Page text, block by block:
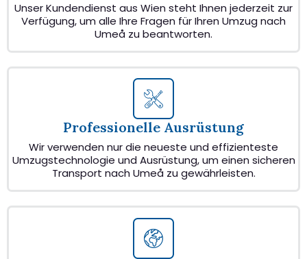
Unser Kundendienst aus Wien steht Ihnen jederzeit zur
Verfügung, um alle Ihre Fragen für Ihren Umzug nach
Umeå zu beantworten.
Professionelle Ausrüstung
Wir verwenden nur die neueste und effizienteste
Umzugstechnologie und Ausrüstung, um einen sicheren
Transport nach Umeå zu gewährleisten.